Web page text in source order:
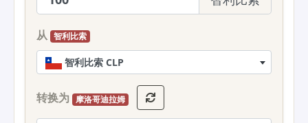
从 智利比索
智利比索 CLP
转换为 摩洛哥迪拉姆